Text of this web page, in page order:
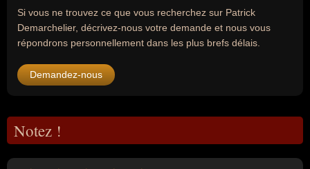
Si vous ne trouvez ce que vous recherchez sur Patrick
Demarchelier, décrivez-nous votre demande et nous vous
répondrons personnellement dans les plus brefs délais.
Demandez-nous
Notez !